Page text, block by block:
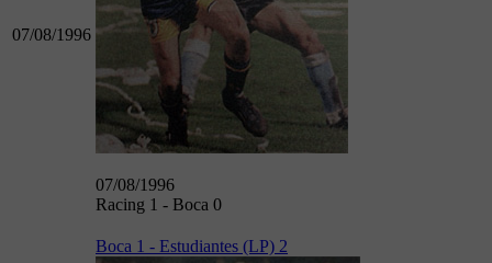
07/08/1996
07/08/1996
Racing 1 - Boca 0
Boca 1 - Estudiantes (LP) 2